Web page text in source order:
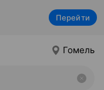
Перейти
Гомель